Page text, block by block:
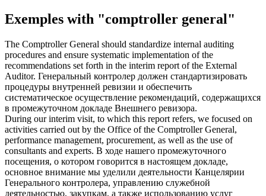
Exemples with "comptroller general"
The Comptroller General should standardize internal auditing
procedures and ensure systematic implementation of the
recommendations set forth in the interim report of the External
Auditor. Генеральный контролер должен стандартизировать
процедуры внутренней ревизии и обеспечить
систематическое осуществление рекомендаций, содержащихся
в промежуточном докладе Внешнего ревизора.
During our interim visit, to which this report refers, we focused on
activities carried out by the Office of the Comptroller General,
performance management, procurement, as well as the use of
consultants and experts. В ходе нашего промежуточного
посещения, о котором говорится в настоящем докладе,
основное внимание мы уделили деятельности Канцелярии
Генерального контролера, управлению служебной
деятельностью, закупкам, а также использованию услуг